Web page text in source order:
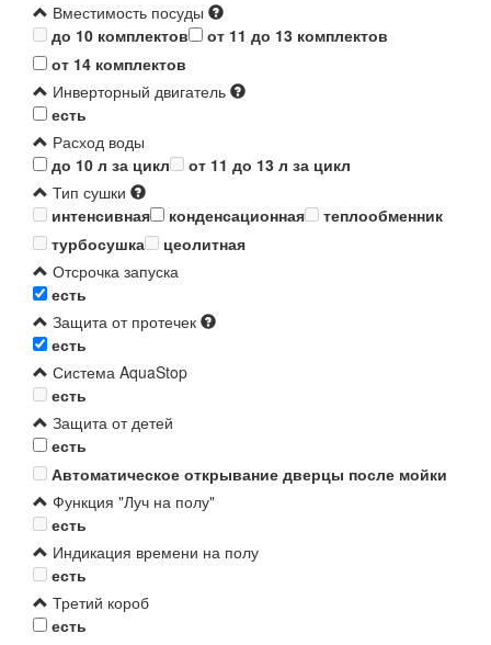
Вместимость посуды
до 10 комплектов
от 11 до 13 комплектов
от 14 комплектов
Инверторный двигатель
есть
Расход воды
до 10 л за цикл
от 11 до 13 л за цикл
Тип сушки
интенсивная
конденсационная
теплообменник
турбосушка
цеолитная
Отсрочка запуска
есть
Защита от протечек
есть
Система AquaStop
есть
Защита от детей
есть
Автоматическое открывание дверцы после мойки
Функция "Луч на полу"
есть
Индикация времени на полу
есть
Третий короб
есть